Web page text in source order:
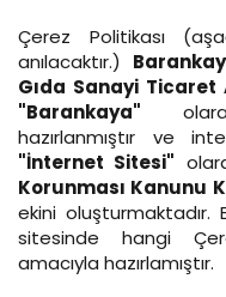
Çerez Politikası
anılacaktır.)
Gıda Sanayi Ticaret
"Barankaya"
hazırlanmıştır ve
"İnternet Sitesi"
Korunması Kanunu
ekini oluşturmaktadır.
sitesinde hangi
amacıyla hazırlamıştır.